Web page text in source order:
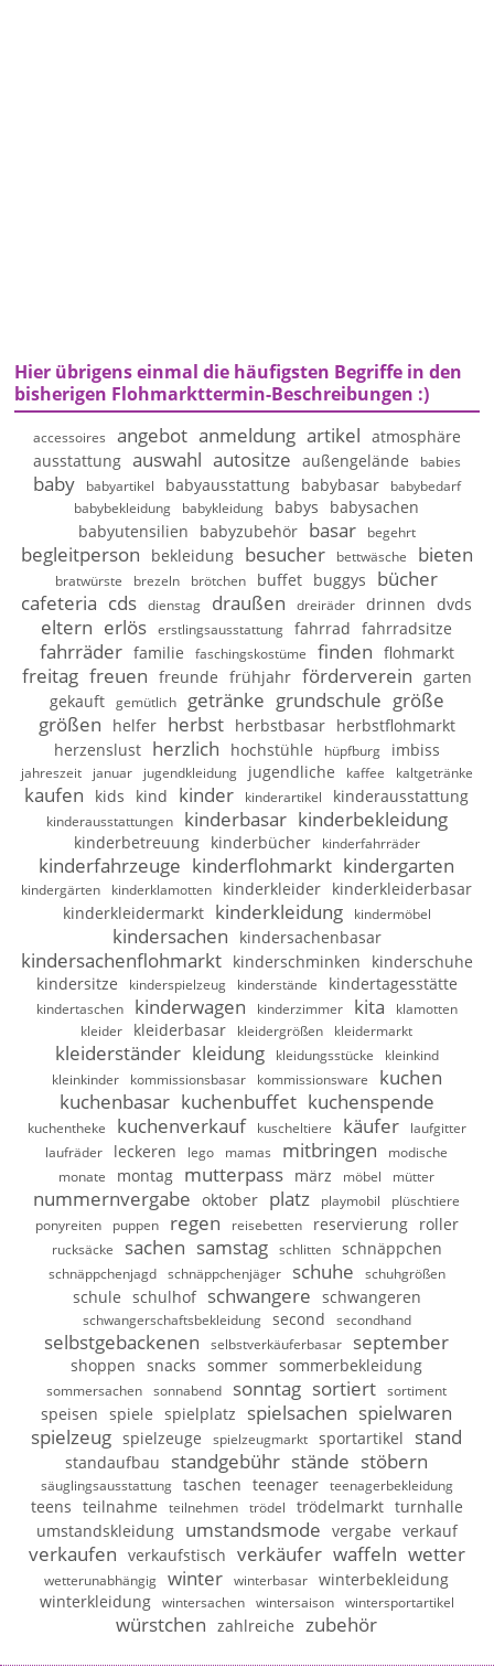
Hier übrigens einmal die häufigsten Begriffe in den
bisherigen Flohmarkttermin-Beschreibungen :)
accessoires angebot anmeldung artikel atmosphäre
ausstattung auswahl autositze außengelände babies
baby babyartikel babyausstattung babybasar
babybedarf
babybekleidung
babykleidung babys
babysachen
babyutensilien
babyzubehör basar begehrt
begleitperson bekleidung besucher bettwäsche bieten
bratwürste brezeln brötchen buffet buggys
bücher
cafeteria cds dienstag draußen dreiräder drinnen dvds
eltern erlös erstlingsausstattung fahrrad fahrradsitze
fahrräder familie faschingskostüme finden flohmarkt
freitag freuen freunde frühjahr förderverein garten
gekauft
gemütlich getränke grundschule größe
größen
helfer herbst herbstbasar herbstflohmarkt
herzenslust herzlich hochstühle hüpfburg imbiss
jahreszeit januar jugendkleidung jugendliche kaffee kaltgetränke
kaufen kids kind kinder kinderartikel kinderausstattung
kinderausstattungen kinderbasar kinderbekleidung
kinderbetreuung kinderbücher kinderfahrräder
kinderfahrzeuge kinderflohmarkt kindergarten
kindergärten kinderklamotten kinderkleider kinderkleiderbasar
kinderkleidermarkt kinderkleidung kindermöbel
kindersachen kindersachenbasar
kindersachenflohmarkt kinderschminken
kinderschuhe
kindersitze
kinderspielzeug kinderstände kindertagesstätte
kindertaschen kinderwagen kinderzimmer kita
klamotten
kleider
kleiderbasar kleidergrößen kleidermarkt
kleiderständer kleidung kleidungsstücke
kleinkind
kleinkinder
kommissionsbasar kommissionsware
kuchen
kuchenbasar kuchenbuffet kuchenspende
kuchentheke kuchenverkauf kuscheltiere käufer
laufgitter
laufräder
leckeren lego mamas mitbringen
modische
monate
montag mutterpass märz möbel mütter
nummernvergabe oktober platz playmobil
plüschtiere
ponyreiten
puppen regen reisebetten reservierung roller
rucksäcke sachen samstag schlitten schnäppchen
schnäppchenjagd schnäppchenjäger schuhe schuhgrößen
schule schulhof schwangere schwangeren
schwangerschaftsbekleidung second secondhand
selbstgebackenen selbstverkäuferbasar september
shoppen snacks sommer sommerbekleidung
sommersachen sonnabend sonntag sortiert sortiment
speisen spiele spielplatz spielsachen spielwaren
spielzeug spielzeuge spielzeugmarkt sportartikel stand
standaufbau standgebühr stände stöbern
säuglingsausstattung taschen teenager teenagerbekleidung
teens teilnahme teilnehmen trödel trödelmarkt turnhalle
umstandskleidung umstandsmode vergabe verkauf
verkaufen verkaufstisch verkäufer waffeln wetter
wetterunabhängig winter winterbasar
winterbekleidung
winterkleidung
wintersachen wintersaison wintersportartikel
würstchen zahlreiche zubehör